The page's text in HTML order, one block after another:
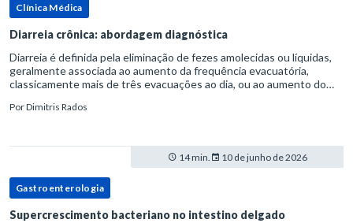
Clínica Médica
Diarreia crônica: abordagem diagnóstica
Diarreia é definida pela eliminação de fezes amolecidas ou líquidas,
geralmente associada ao aumento da frequência evacuatória,
classicamente mais de três evacuações ao dia, ou ao aumento do
PorDimitris Rados
14 min. 10 de junho de 2026
Gastroenterologia
Supercrescimento bacteriano no intestino delgado